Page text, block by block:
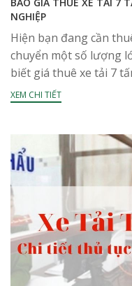
NGHIỆP
Hiện bạn đang cần
chuyển một số lượng
biết giá thuê xe tải 7
XEM CHI TIẾT